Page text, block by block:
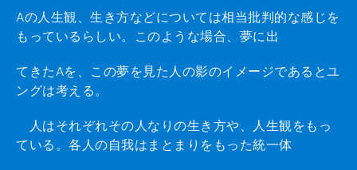
Aの人生観、生き方などについては相当批判的な感じを
もっているらしい。このような場合、夢に出
てきたAを、この夢を見た人の影のイメージであるとユ
ングは考える。
人はそれぞれその人なりの生き方や、人生観をもっ
ている。各人の自我はまとまりをもった統一体